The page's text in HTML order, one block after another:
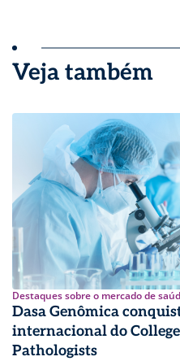
Veja também
Destaques sobre o mercado de
Dasa Genômica
internacional do
Pathologists